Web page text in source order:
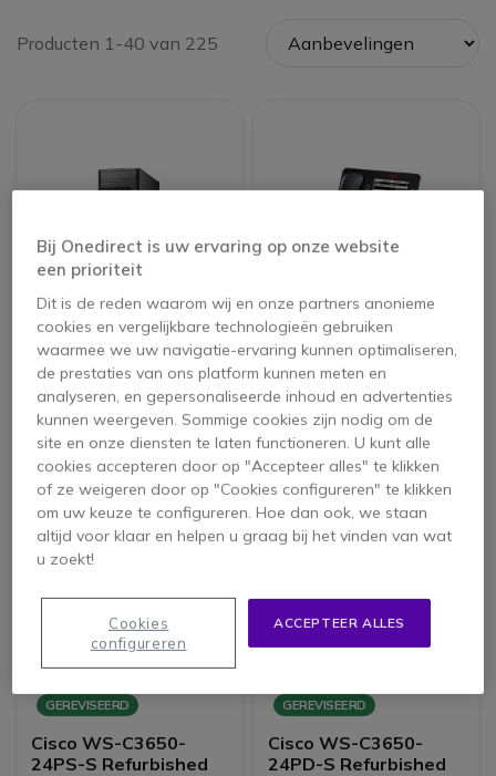
Producten 1-40 van 225
GEREVISEERD
Dell Precision T3610
Refurbished
279,95 € ex. BTW
GEREVISEERD
Avaya IP-telefoon
9608 Refurbished
149,95 €
129,95 € ex. BTW -13%
GEREVISEERD
Cisco WS-C3650-
24PS-S Refurbished
GEREVISEERD
Cisco WS-C3650-
24PD-S Refurbished
Bij Onedirect is uw ervaring op onze website
een prioriteit
Dit is de reden waarom wij en onze partners anonieme
cookies en vergelijkbare technologieën gebruiken
waarmee we uw navigatie-ervaring kunnen optimaliseren,
de prestaties van ons platform kunnen meten en
analyseren, en gepersonaliseerde inhoud en advertenties
kunnen weergeven. Sommige cookies zijn nodig om de
site en onze diensten te laten functioneren. U kunt alle
cookies accepteren door op "Accepteer alles" te klikken
of ze weigeren door op "Cookies configureren" te klikken
om uw keuze te configureren. Hoe dan ook, we staan
altijd voor klaar en helpen u graag bij het vinden van wat
u zoekt!
ACCEPTEER ALLES
Cookies
configureren